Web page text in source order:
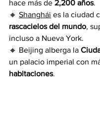
hace más de 2,200 años.
🔸 Shanghái es la ciudad
rascacielos del mundo,
incluso a Nueva York.
🔸 Beijing alberga la
un palacio imperial con
habitaciones.